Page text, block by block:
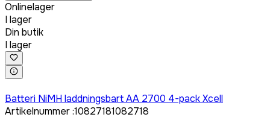
Onlinelager
I lager
Din butik
I lager
Batteri NiMH laddningsbart AA 2700 4-pack Xcell
Artikelnummer:10827181082718